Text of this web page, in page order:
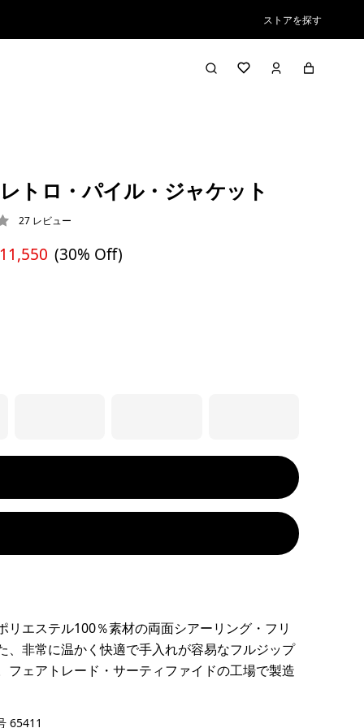
ストアを探す
トロ・パイル・ジャケット
/ 5
27 レビュー
(30% Off)
リエステル100％素材の両面シアーリング・フリ
、非常に温かく快適で手入れが容易なフルジップ
フェアトレード・サーティファイドの工場で製造
65411